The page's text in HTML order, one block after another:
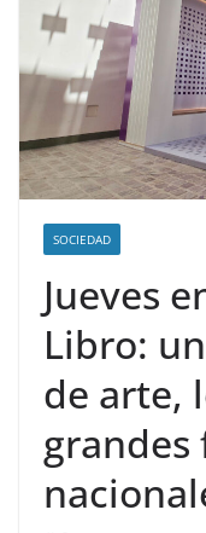
SOCIEDAD
Jueves
Libro:
de arte,
grandes